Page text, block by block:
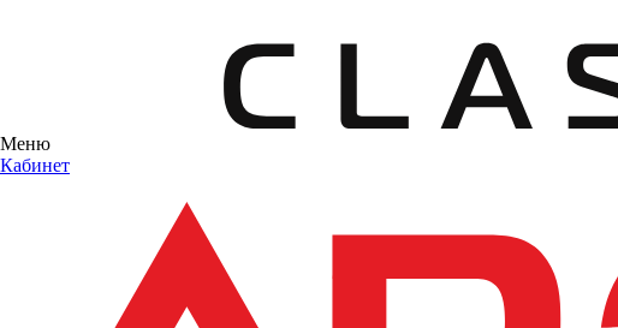
Меню
Кабинет